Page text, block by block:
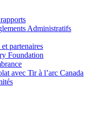
Administratifs
partenaires
Foundation
avec Tir à l’arc Canada